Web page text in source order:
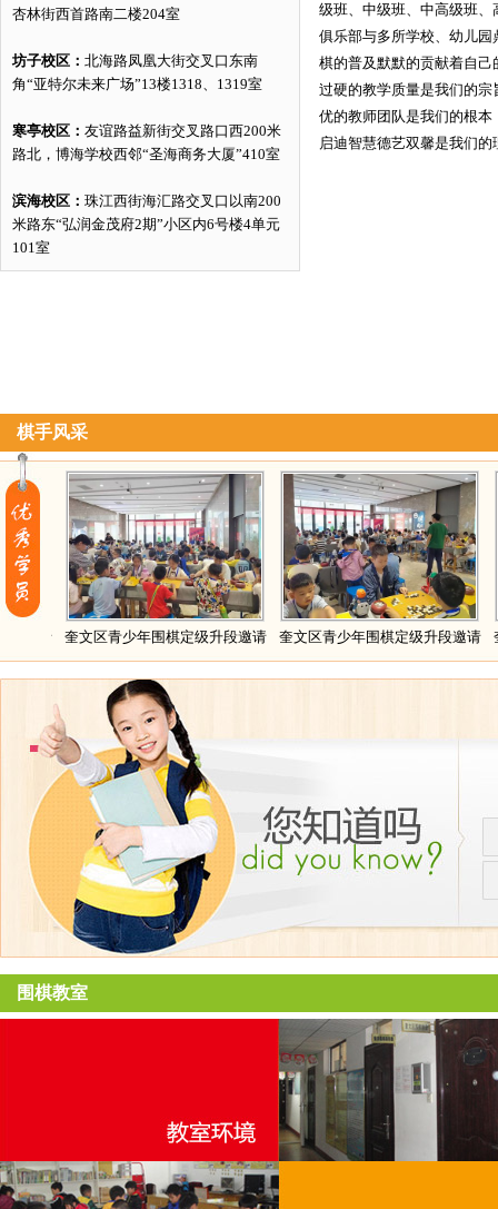
杏林街西首路南二楼204室
坊子校区： 北海路凤凰大街交叉口东南
角“亚特尔未来广场”13楼1318、1319室
寒亭校区： 友谊路益新街交叉路口西200米
路北，博海学校西邻“圣海商务大厦”410室
滨海校区： 珠江西街海汇路交叉口以南200
米路东“弘润金茂府2期”小区内6号楼4单元
101室
级班、中级班、中高级班
俱乐部与多所学校、幼儿
棋的普及默默的贡献着自己
过硬的教学质量是我们的宗
优的教师团队是我们的根本
启迪智慧德艺双馨是我们的
棋手风采
奎文区青少年围棋定级升段邀请 奎文区青少年围棋定级升段邀请 奎文
围棋教室